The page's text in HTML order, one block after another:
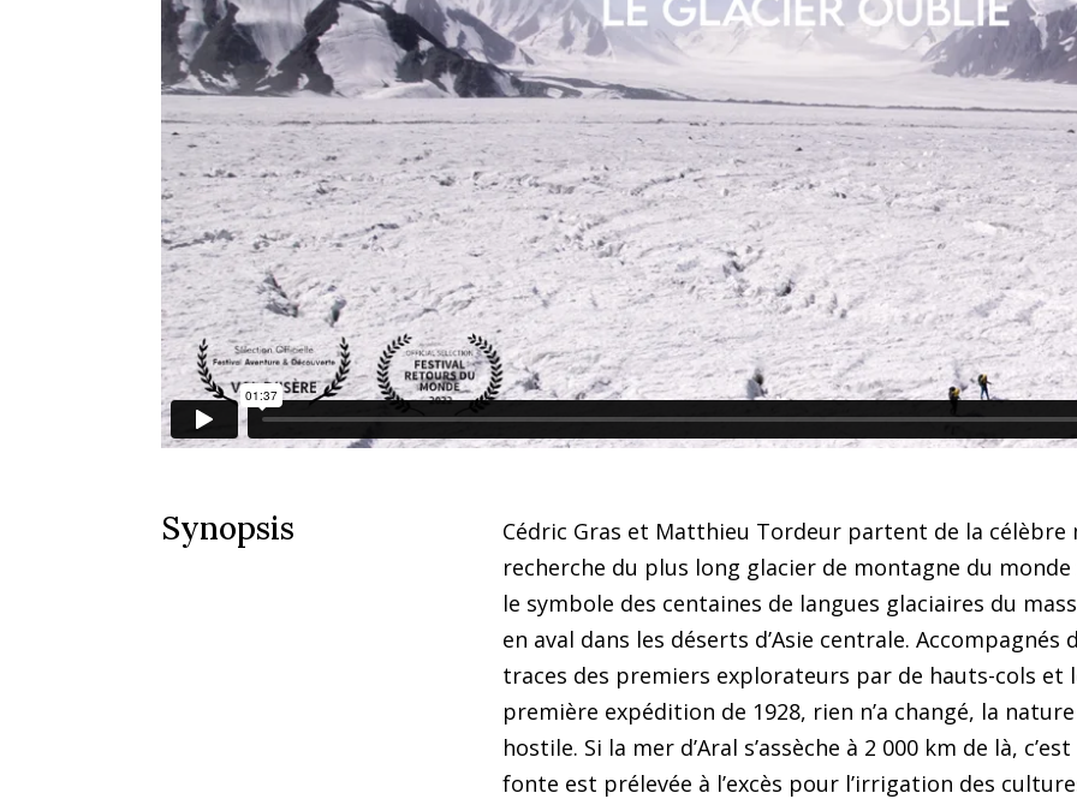
Synopsis
Cédric Gras et Matthieu Tordeur partent de la célèbre
recherche du plus long glacier de montagne du
le symbole des centaines de langues glaciaires du
en aval dans les déserts d’Asie centrale.
traces des premiers explorateurs par de hauts-cols et
première expédition de 1928, rien n’a changé, la
hostile. Si la mer d’Aral s’assèche à 2 000 km de là,
fonte est prélevée à l’excès pour l’irrigation des